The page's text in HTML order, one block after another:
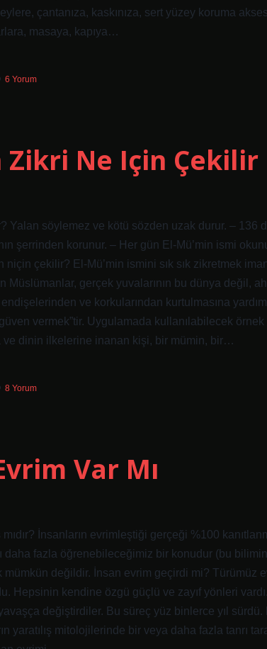
çantanıza, kaskınıza, sert yüzey koruma
masaya, kapıya…
6 Yorum
Zikri Ne Için Çekilir
Yalan söylemez ve kötü sözden uzak durur. – 136
şerrinden korunur. – Her gün El-Mü’min ismi
niçin çekilir? El-Mü’min ismini sık sık zikretmek
Müslümanlar, gerçek yuvalarının bu dünya değil,
ve korkularından kurtulmasına
vermek”tir. Uygulamada kullanılabilecek
ve dinin ilkelerine inanan kişi, bir mümin, bir…
8 Yorum
Var Mı
mıdır? İnsanların evrimleştiği gerçeği %100
daha fazla öğrenebileceğimiz bir konudur (bu
mümkün değildir. İnsan evrim geçirdi mi? Türümüz
Hepsinin kendine özgü güçlü ve zayıf yönleri
değiştirdiler. Bu süreç yüz binlerce yıl
yaratılış mitolojilerinde bir veya daha fazla tanrı